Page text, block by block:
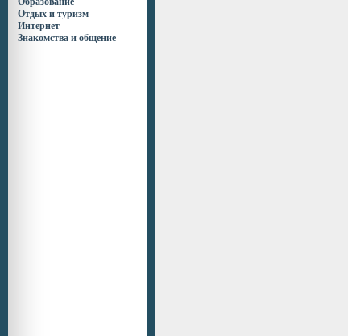
Отдых и туризм
Интернет
Знакомства и общение